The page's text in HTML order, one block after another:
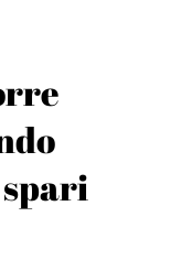
spari